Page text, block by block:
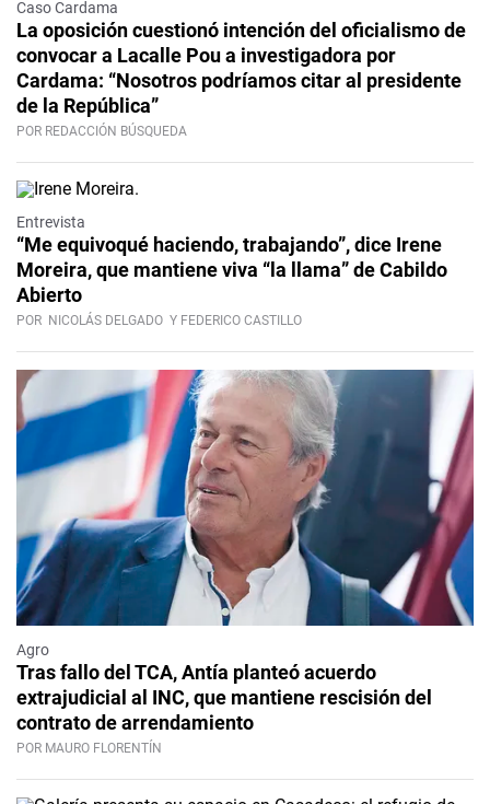
Caso Cardama
La oposición cuestionó intención del oficialismo de
convocar a Lacalle Pou a investigadora por
Cardama: “Nosotros podríamos citar al presidente
de la República”
POR REDACCIÓN BÚSQUEDA
Video
Entrevista
“Me equivoqué haciendo, trabajando”, dice Irene
Moreira, que mantiene viva “la llama” de Cabildo
Abierto
POR NICOLÁS DELGADO Y FEDERICO CASTILLO
Agro
Tras fallo del TCA, Antía planteó acuerdo
extrajudicial al INC, que mantiene rescisión del
contrato de arrendamiento
POR MAURO FLORENTÍN